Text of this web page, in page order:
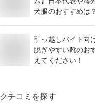
犬服のおすすめは
引っ越しバイト向
脱ぎやすい靴のお
えてください！
クチコミを探す